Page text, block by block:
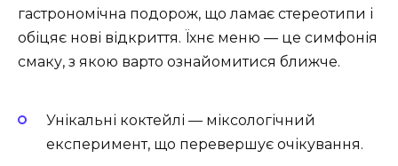
гастрономічна подорож, що ламає стереотипи і
обіцяє нові відкриття. Їхнє меню — це симфонія
смаку, з якою варто ознайомитися ближче.
Унікальні коктейлі — міксологічний
експеримент, що перевершує очікування.